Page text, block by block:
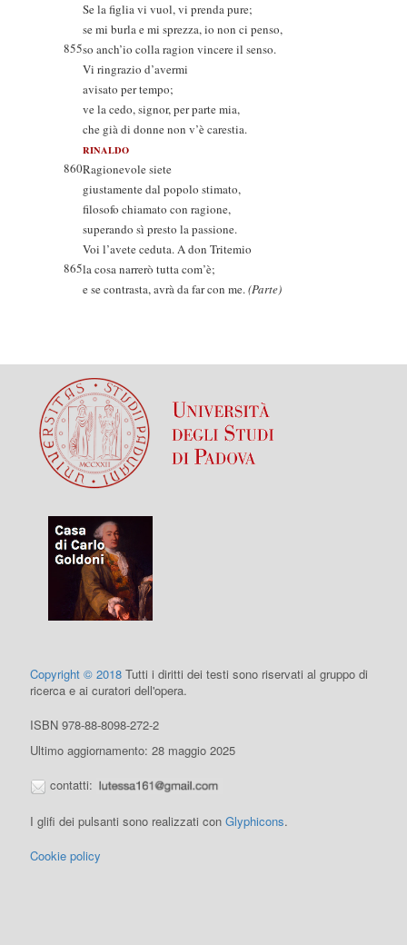
Se la figlia vi vuol, vi prenda pure;
se mi burla e mi sprezza, io non ci penso,
855so anch’io colla ragion vincere il senso.
Vi ringrazio d’avermi
avisato per tempo;
ve la cedo, signor, per parte mia,
che già di donne non v’è carestia.
RINALDO
860Ragionevole siete
giustamente dal popolo stimato,
filosofo chiamato con ragione,
superando sì presto la passione.
Voi l’avete ceduta. A don Tritemio
865la cosa narrerò tutta com’è;
e se contrasta, avrà da far con me.(Parte)
Copyright © 2018 Tutti i diritti dei testi sono riservati al gruppo di
ricerca e ai curatori dell'opera.
ISBN 978-88-8098-272-2
Ultimo aggiornamento: 28 maggio 2025
contatti:
I glifi dei pulsanti sono realizzati conGlyphicons.
Cookie policy